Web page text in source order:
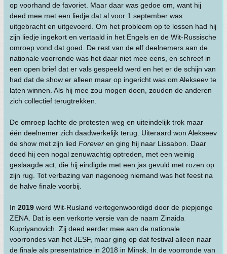
op voorhand de favoriet. Maar daar was gedoe om, want hij
deed mee met een liedje dat al voor 1 september was
uitgebracht en uitgevoerd. Om het probleem op te lossen had hij
zijn liedje ingekort en vertaald in het Engels en de Wit-Russische
omroep vond dat goed. De rest van de elf deelnemers aan de
nationale voorronde was het daar niet mee eens, en schreef in
een open brief dat er vals gespeeld werd en het er de schijn van
had dat de show er alleen maar op ingericht was om Alekseev te
laten winnen. Als hij mee zou mogen doen, zouden de anderen
zich collectief terugtrekken.
De omroep lachte de protesten weg en uiteindelijk trok maar
één deelnemer zich daadwerkelijk terug. Uiteraard won Alekseev
de show met zijn lied Forever en ging hij naar Lissabon. Daar
deed hij een nogal zenuwachtig optreden, met een weinig
geslaagde act, die hij eindigde met een jas gevuld met rozen op
zijn rug. Tot verbazing van nagenoeg niemand was het feest na
de halve finale voorbij.
In 2019 werd Wit-Rusland vertegenwoordigd door de piepjonge
ZENA. Dat is een verkorte versie van de naam Zinaida
Kupriyanovich. Zij deed eerder mee aan de nationale
voorrondes van het JESF, maar ging op dat festival alleen naar
de finale als presentatrice in 2018 in Minsk. In de voorronde van